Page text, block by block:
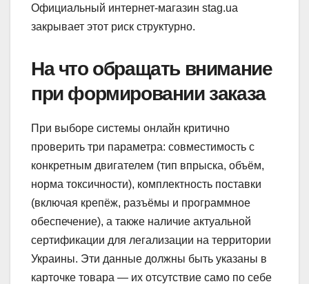
Официальный интернет-магазин stag.ua
закрывает этот риск структурно.
На что обращать внимание
при формировании заказа
При выборе системы онлайн критично
проверить три параметра: совместимость с
конкретным двигателем (тип впрыска, объём,
норма токсичности), комплектность поставки
(включая крепёж, разъёмы и программное
обеспечение), а также наличие актуальной
сертификации для легализации на территории
Украины. Эти данные должны быть указаны в
карточке товара — их отсутствие само по себе